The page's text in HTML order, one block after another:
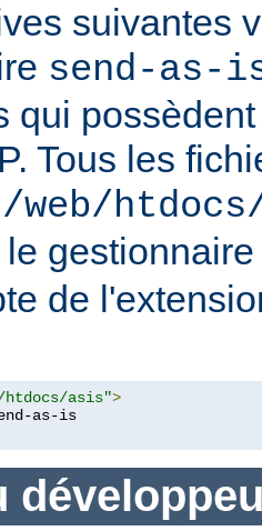
suivantes
send-as-
qui
Tous les
/web/
le
de
htdocs/asis">